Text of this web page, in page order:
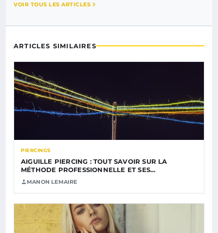
VOIR TOUS LES ARTICLES
ARTICLES SIMILAIRES
PIERCINGS
AIGUILLE PIERCING : TOUT SAVOIR SUR LA
MÉTHODE PROFESSIONNELLE ET SES…
MANON LEMAIRE